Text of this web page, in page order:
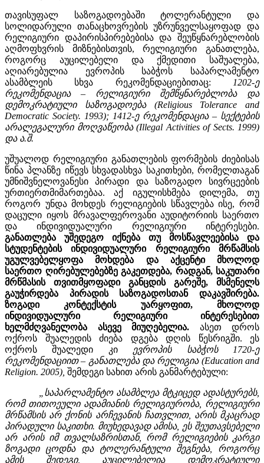
თავისუფალ საზოგადოებაში ტოლერანტული და
სოლიდარული თანაცხოვრების უზრუნველსაყოფად და
რელიგიური დაპირისპირებებისა და შეუწყნარებლობის
აღმოფხვრის მიზნებისთვის, რელიგიური განათლება,
როგორც აუცილებელი და ქმედითი საშუალება,
აღიარებულია ევროპის საბჭოს საპარლამენტო
ასამბლეის სხვა რეკომენდაციებითაც:
1202-ე
რეკომენდაცია – რელიგიური შემწყნარებლობა და
დემოკრატიული საზოგადოება (Religious Tolerance and
Democratic Society. 1993); 1412-ე რეკომენდაცია – სექტების
არალეგალური მოღვაწეობა(Illegal Activities of Sects. 1999)
და ა.შ.
უშუალოდ რელიგიური განათლების ფორმების ძიებისას
წინა პლანზე იწევს სხვადასხვა საკითხები, რომელთაგან
უმნიშვნელოვანესი პირადი და საზოგადო სივრცეების
ურთიერთმიმართებაა. აქ იგულისხმება დილემა, თუ
როგორ უნდა მოხდეს რელიგიების სწავლება ისე, რომ
დაცული იყოს მრავალფეროვანი აუდიტორიის საერთო
და ინდივიდუალური რელიგიური ინტერესები.
განათლება უშედეგო იქნება თუ მოსწავლეებისა და
სტუდენტების ინდივიდუალური რელიგიური მრწამსის
უგულვებელყოფა მოხდება და აქცენტი მხოლოდ
საერთო ღირებულებებზე გაკეთდება, რადგან, საკუთარი
მრწმასის თვითმყოფადი განცდის გარეშე, მსმენელს
გაუჭირდება პირადის საზოგადოსთან დაკავშირება.
ზოგადი კონტექსტის უარყოფით, მხოლოდ
ინდივიდუალური რელიგიური ინტერესებით
ხელმძღვანელობა ასევე მიუღებელია. ასეთ დროს
ოქროს შუალედის ძიება დგება დღის წესრიგში. ეს
ოქროს შუალედი კი ევროპის საბჭოს 1720-ე
რეკომენდაციით – განათლება და რელიგია (Education and
Religion. 2005), შემდეგი სახით არის განმარტებული:
საპარლამენტო ასამბლეა მტკიცედ ადასტურებს,
რომ თითოეული ადამიანის რელიგიურობა, რელიგიური
მრწამსის არ ქონის არჩევანის ჩათვლით, არის მკაცრად
პირადული საკითხი. მიუხედავად ამისა, ეს შეუთავსებელი
არ არის იმ თვალსაზრისთან, რომ რელიგიების კარგი
ზოგადი ცოდნა და ტოლერანტული შეგნება, როგორც
ამის შედეგი, აუცილებელია დემოკრატიული